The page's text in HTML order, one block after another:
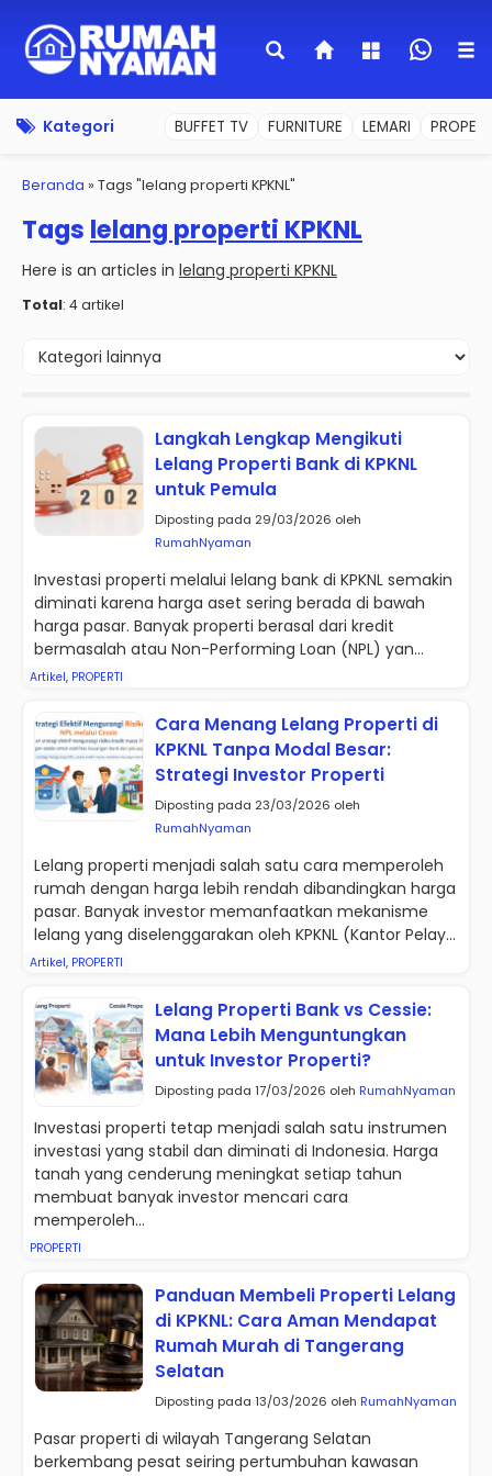
Kategori BUFFET TV FURNITURE LEMARI
Beranda » Tags "lelang properti KPKNL"
Tags lelang properti KPKNL
Here is an articles in lelang properti KPKNL
Total: 4 artikel
Langkah Lengkap Mengikuti
Lelang Properti Bank di KPKNL
untuk Pemula
Diposting pada 29/03/2026 oleh
RumahNyaman
Investasi properti melalui lelang bank di KPKNL semakin
diminati karena harga aset sering berada di bawah
harga pasar. Banyak properti berasal dari kredit
bermasalah atau Non-Performing Loan (NPL) yan...
Artikel, PROPERTI
Cara Menang Lelang Properti di
KPKNL Tanpa Modal Besar:
Strategi Investor Properti
Diposting pada 23/03/2026 oleh
RumahNyaman
Lelang properti menjadi salah satu cara memperoleh
rumah dengan harga lebih rendah dibandingkan harga
pasar. Banyak investor memanfaatkan mekanisme
lelang yang diselenggarakan oleh KPKNL (Kantor Pelay...
Artikel, PROPERTI
Lelang Properti Bank vs Cessie:
Mana Lebih Menguntungkan
untuk Investor Properti?
Diposting pada 17/03/2026 oleh RumahNyaman
Investasi properti tetap menjadi salah satu instrumen
investasi yang stabil dan diminati di Indonesia. Harga
tanah yang cenderung meningkat setiap tahun
membuat banyak investor mencari cara
memperoleh...
PROPERTI
Panduan Membeli Properti Lelang
di KPKNL: Cara Aman Mendapat
Rumah Murah di Tangerang
Selatan
Diposting pada 13/03/2026 oleh RumahNyaman
Pasar properti di wilayah Tangerang Selatan
berkembang pesat seiring pertumbuhan kawasan